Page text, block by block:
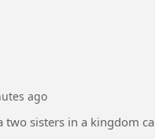
ago
two sisters in a kingdom